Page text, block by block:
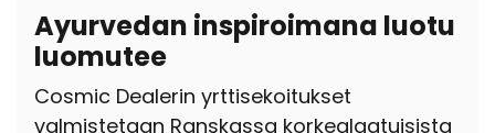
Ayurvedan inspiroimana luotu
luomutee
Cosmic Dealerin yrttisekoitukset
valmistetaan Ranskassa korkealaatuisista